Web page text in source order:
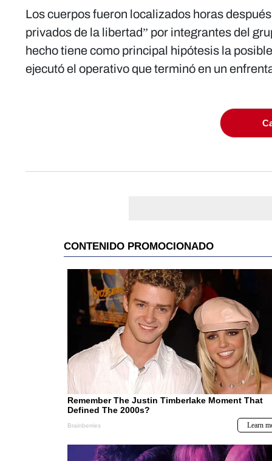
Los cuerpos fueron localizados horas
privados de la libertad” por integrantes del
hecho tiene como principal hipótesis la
ejecutó el operativo que terminó en un